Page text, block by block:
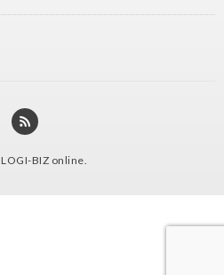
LOGI-BIZ online.